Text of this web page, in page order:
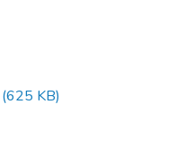
(625 KB)